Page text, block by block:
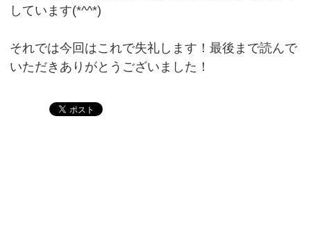
しています(*^^*)
それでは今回はこれで失礼します！最後まで読んで
いただきありがとうございました！